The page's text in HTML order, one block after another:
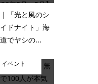
「光と風のシ
ドナイト」海
でヤシの...
イベント